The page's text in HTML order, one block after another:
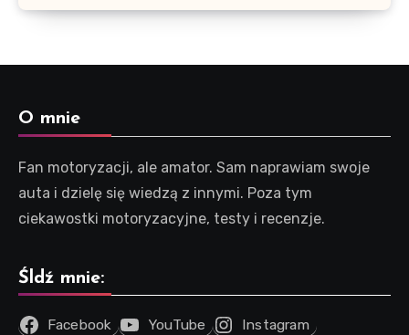
O mnie
Fan motoryzacji, ale amator. Sam naprawiam swoje
auta i dzielę się wiedzą z innymi. Poza tym
ciekawostki motoryzacyjne, testy i recenzje.
Śldź mnie:
Facebook YouTube
Instagram